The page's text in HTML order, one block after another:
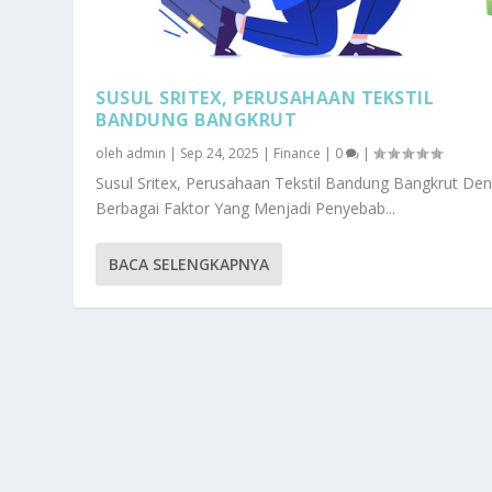
SUSUL SRITEX, PERUSAHAAN TEKSTIL
BANDUNG BANGKRUT
oleh admin | Sep 24, 2025 | Finance | 0 |
Susul Sritex, Perusahaan Tekstil Bandung Bangkrut
Berbagai Faktor Yang Menjadi Penyebab...
BACA SELENGKAPNYA